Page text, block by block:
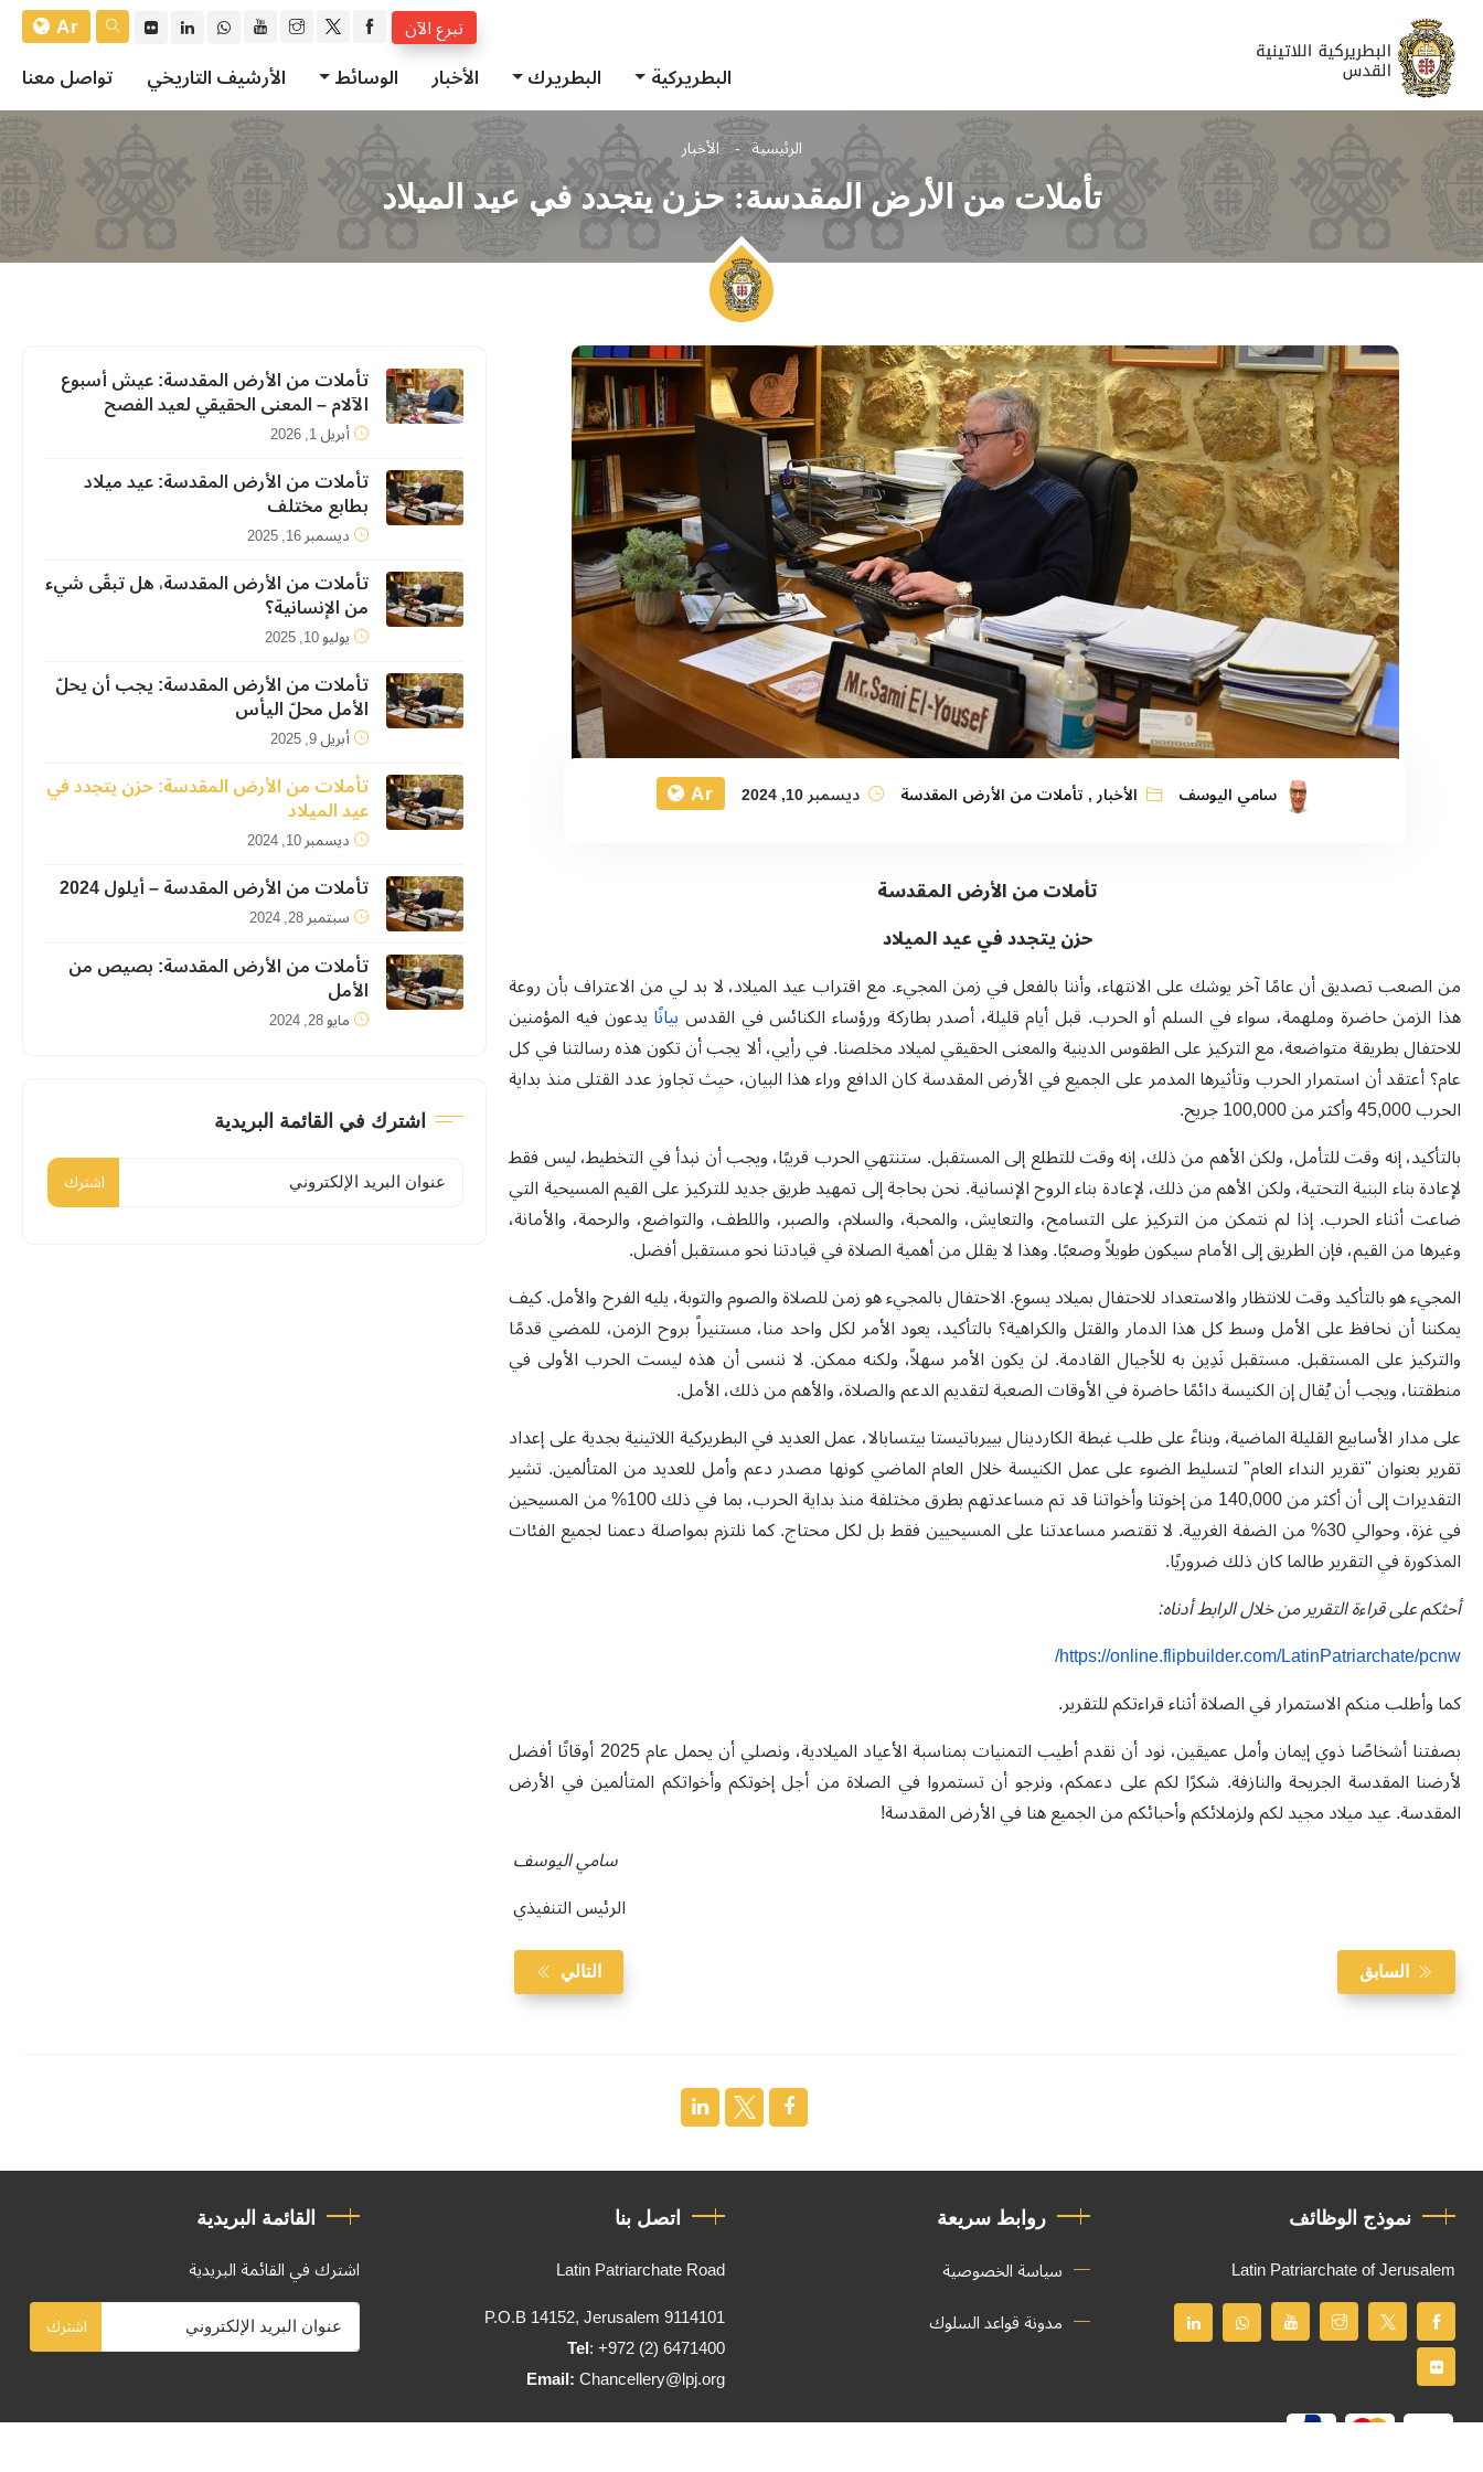
تبرع الآن
Ar
البطريركية
البطريرك الأخبار الوسائط الأرشيف التاريخي تواصل معنا
الرئيسية الأخبار
تأملات من الأرض المقدسة: حزن يتجدد في عيد الميلاد
سامي اليوسف الأخبار, تأملات من الأرض المقدسة ديسمبر 10, 2024 Ar
تأملات من الأرض المقدسة
حزن يتجدد في عيد الميلاد
من الصعب تصديق أن عامًا آخر يوشك على الانتهاء، وأننا بالفعل في زمن المجيء. مع اقتراب عيد الميلاد، لا بد لي من الاعتراف بأن روعة
هذا الزمن حاضرة وملهمة، سواء في السلم أو الحرب. قبل أيام قليلة، أصدر بطاركة ورؤساء الكنائس في القدس بيانًا يدعون فيه المؤمنين
للاحتفال بطريقة متواضعة، مع التركيز على الطقوس الدينية والمعنى الحقيقي لميلاد مخلصنا. في رأيي، ألا يجب أن تكون هذه رسالتنا في كل
عام؟ أعتقد أن استمرار الحرب وتأثيرها المدمر على الجميع في الأرض المقدسة كان الدافع وراء هذا البيان، حيث تجاوز عدد القتلى منذ بداية
الحرب 45,000 وأكثر من 100,000 جريح
.
بالتأكيد، إنه وقت للتأمل، ولكن الأهم من ذلك، إنه وقت للتطلع إلى المستقبل. ستنتهي الحرب قريبًا، ويجب أن نبدأ في التخطيط، ليس فقط
لإعادة بناء البنية التحتية، ولكن الأهم من ذلك، لإعادة بناء الروح الإنسانية. نحن بحاجة إلى تمهيد طريق جديد للتركيز على القيم المسيحية التي
ضاعت أثناء الحرب. إذا لم نتمكن من التركيز على التسامح، والتعايش، والمحبة، والسلام، والصبر، واللطف، والتواضع، والرحمة، والأمانة،
وغيرها من القيم، فإن الطريق إلى الأمام سيكون طويلاً وصعبًا. وهذا لا يقلل من أهمية الصلاة في قيادتنا نحو مستقبل أفضل.
المجيء هو بالتأكيد وقت للانتظار والاستعداد للاحتفال بميلاد يسوع. الاحتفال بالمجيء هو زمن للصلاة والصوم والتوبة، يليه الفرح والأمل. كيف
يمكننا أن نحافظ على الأمل وسط كل هذا الدمار والقتل والكراهية؟ بالتأكيد، يعود الأمر لكل واحد منا، مستنيراً بروح الزمن، للمضي قدمًا
والتركيز على المستقبل. مستقبل نَدِين به للأجيال القادمة. لن يكون الأمر سهلاً، ولكنه ممكن. لا ننسى أن هذه ليست الحرب الأولى في
منطقتنا، ويجب أن يُقال إن الكنيسة دائمًا حاضرة في الأوقات الصعبة لتقديم الدعم والصلاة، والأهم من ذلك، الأمل.
على مدار الأسابيع القليلة الماضية، وبناءً على طلب غبطة الكاردينال بييرباتيستا بيتسابالا، عمل العديد في البطريركية اللاتينية بجدية على إعداد
تقرير بعنوان "تقرير النداء العام" لتسليط الضوء على عمل الكنيسة خلال العام الماضي كونها مصدر دعم وأمل للعديد من المتألمين. تشير
التقديرات إلى أن أكثر من 140,000 من إخوتنا وأخواتنا قد تم مساعدتهم بطرق مختلفة منذ بداية الحرب، بما في ذلك 100% من المسيحين
في غزة، وحوالي 30% من الضفة الغربية. لا تقتصر مساعدتنا على المسيحيين فقط بل لكل محتاج. كما نلتزم بمواصلة دعمنا لجميع الفئات
المذكورة في التقرير طالما كان ذلك ضروريًا.
أحثكم على قراءة التقرير من خلال الرابط أدناه:
https://online.flipbuilder.com/LatinPatriarchate/pcnw/
كما وأطلب منكم الاستمرار في الصلاة أثناء قراءتكم للتقرير.
بصفتنا أشخاصًا ذوي إيمان وأمل عميقين، نود أن نقدم أطيب التمنيات
بمناسبة الأعياد الميلادية، ونصلي أن يحمل عام 2025 أوقاتًا أفضل
لأرضنا المقدسة الجريحة والنازفة. شكرًا لكم على دعمكم، ونرجو أن تستمروا في الصلاة من أجل إخوتكم وأخواتكم المتألمين في الأرض
المقدسة. عيد ميلاد مجيد لكم ولزملائكم وأحبائكم من الجميع هنا في الأرض المقدسة!
سامي اليوسف
الرئيس التنفيذي
السابق التالي
تأملات من الأرض المقدسة: عيش أسبوع
الآلام – المعنى الحقيقي لعيد الفصح
أبريل 1, 2026
تأملات من الأرض المقدسة: عيد ميلاد
بطابع مختلف
ديسمبر 16, 2025
تأملات من الأرض المقدسة، هل تبقّى شيء
من الإنسانية؟
يوليو 10, 2025
تأملات من الأرض المقدسة: يجب أن يحلّ
الأمل محلّ اليأس
أبريل 9, 2025
تأملات من الأرض المقدسة: حزن يتجدد في
عيد الميلاد
ديسمبر 10, 2024
تأملات من الأرض المقدسة – أيلول 2024
سبتمبر 28, 2024
تأملات من الأرض المقدسة: بصيص من
الأمل
مايو 28, 2024
اشترك في القائمة البريدية
اشترك
نموذج الوظائف
Latin Patriarchate of Jerusalem
روابط سريعة
سياسة الخصوصية
مدونة قواعد السلوك
اتصل بنا
Latin Patriarchate Road
P.O.B 14152, Jerusalem 9114101
Tel: +972 (2) 6471400
Email:Chancellery@lpj.org
القائمة البريدية
اشترك في القائمة البريدية
اشترك